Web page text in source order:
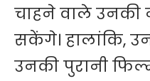
चाहने वाले उनकी
सकेंगे। हालांकि,
उनकी पुरानी